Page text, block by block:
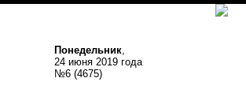
Понедельник,
24 июня 2019 года
№6 (4675)